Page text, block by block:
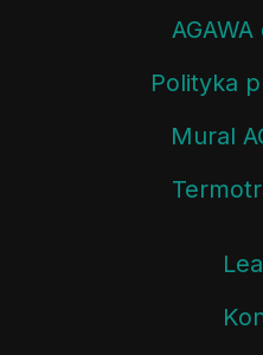
Polityka
Mural